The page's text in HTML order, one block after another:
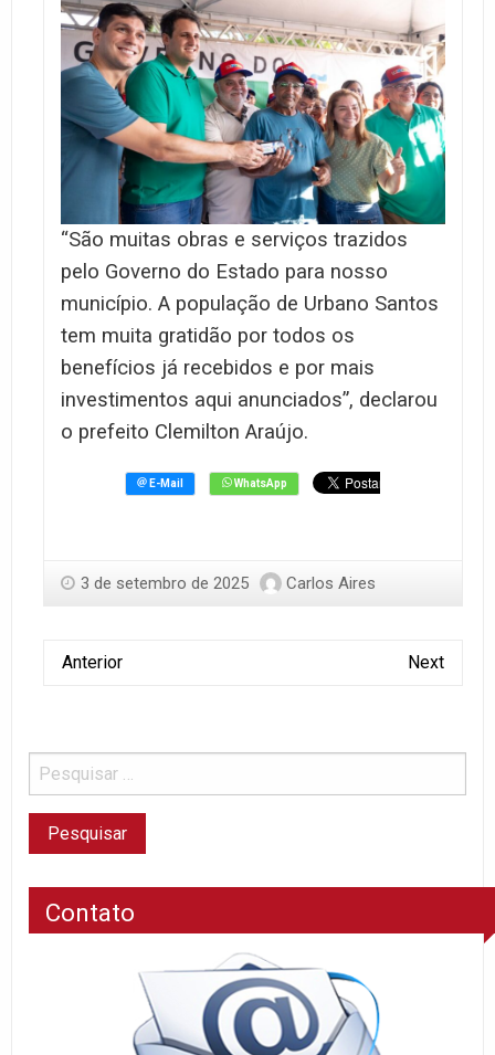
“São muitas obras e serviços trazidos
pelo Governo do Estado para nosso
município. A população de Urbano Santos
tem muita gratidão por todos os
benefícios já recebidos e por mais
investimentos aqui anunciados”, declarou
o prefeito Clemilton Araújo.
3 de setembro de 2025 Carlos Aires
Anterior Next
Contato